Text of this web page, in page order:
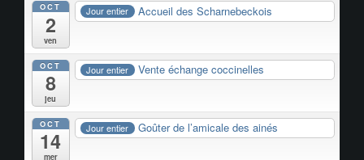
OCT
2
ven
Jour entier Accueil des Scharnebeckois
OCT
8
jeu
Jour entier Vente échange coccinelles
OCT
14
mer
Jour entier Goûter de l’amicale des ainés